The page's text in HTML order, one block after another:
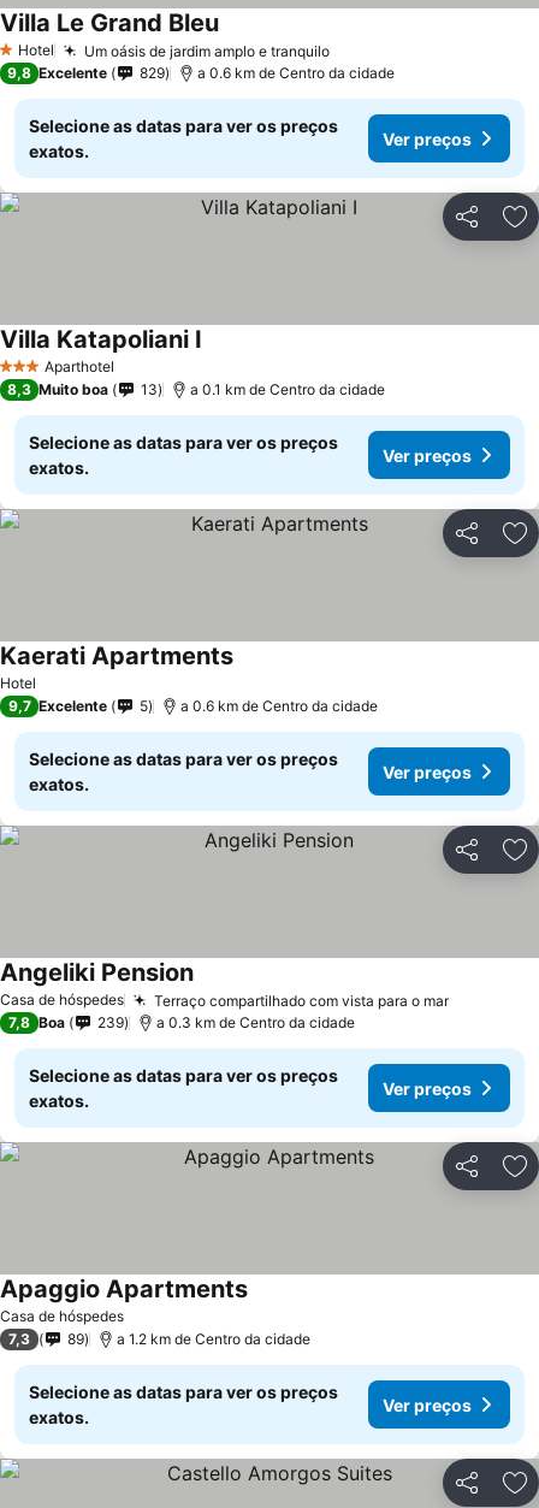
1 Estrelas
Hotel Um oásis de jardim amplo e tranquilo
Villa Le Grand Bleu
9,8 Excelente 829 a 0.6 km de Centro da cidade
Selecione as datas para ver os preços
exatos.
Ver preços
Partilhar
3 EstrelasAparthotel
Villa Katapoliani I
8,3 Muito boa 13 a 0.1 km de Centro da cidade
Selecione as datas para ver os preços
exatos.
Ver preços
Partilhar
Hotel
Kaerati Apartments
9,7 Excelente 5 a 0.6 km de Centro da cidade
Selecione as datas para ver os preços
exatos.
Ver preços
Partilhar
Casa de hóspedes Terraço compartilhado com vista para o mar
Angeliki Pension
7,8 Boa 239 a 0.3 km de Centro da cidade
Selecione as datas para ver os preços
exatos.
Ver preços
Partilhar
Casa de hóspedes
Apaggio Apartments
7,3 89 a 1.2 km de Centro da cidade
Selecione as datas para ver os preços
exatos.
Ver preços
Partilhar